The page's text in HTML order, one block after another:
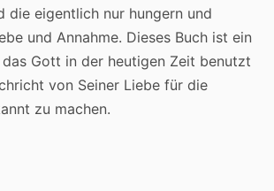
die eigentlich nur hungern und
und Annahme. Dieses Buch ist ein
Gott in der heutigen Zeit benutzt
von Seiner Liebe für die
zu machen.